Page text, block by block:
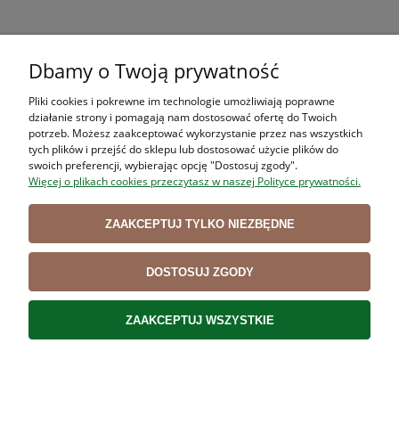
VICTORINOX 6.7838.FC1 ŻÓŁTY
66,99 zł
Cena netto:54,46 zł
Nóż do jarzyn VICTORINOX 6.7706.l115 10 cm
22,00 zł
Dbamy o Twoją prywatność
Pliki cookies i pokrewne im technologie umożliwiają poprawne
działanie strony i pomagają nam dostosować ofertę do Twoich
potrzeb. Możesz zaakceptować wykorzystanie przez nas wszystkich
tych plików i przejść do sklepu lub dostosować użycie plików do
swoich preferencji, wybierając opcję "Dostosuj zgody".
Więcej o plikach cookies przeczytasz w naszej Polityce prywatności.
ZAAKCEPTUJ TYLKO NIEZBĘDNE
DOSTOSUJ ZGODY
ZAAKCEPTUJ WSZYSTKIE